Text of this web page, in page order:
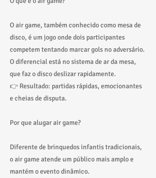
O air game, também conhecido como mesa de
disco, é um jogo onde dois participantes
competem tentando marcar gols no adversário.
O diferencial está no sistema de ar da mesa,
que faz o disco deslizar rapidamente.
👉 Resultado: partidas rápidas, emocionantes
e cheias de disputa.
Por que alugar air game?
Diferente de brinquedos infantis tradicionais,
o air game atende um público mais amplo e
mantém o evento dinâmico.